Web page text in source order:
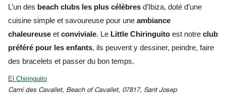
L’un des beach clubs les plus célèbres d’Ibiza, doté d’une
cuisine simple et savoureuse pour une ambiance
chaleureuse et conviviale. Le Little Chiringuito est notre club
préféré pour les enfants, ils peuvent y dessiner, peindre, faire
des bracelets et passer du bon temps.
El Chiringuito
Camí des Cavallet, Beach of Cavallet, 07817, Sant Josep